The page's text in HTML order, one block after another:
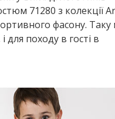
71280 з колекції
фасону.
для походу в гості в